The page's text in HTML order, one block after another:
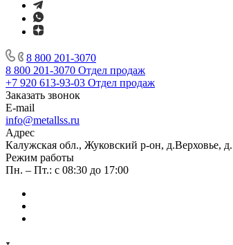
8 800 201-3070
8 800 201-3070 Отдел продаж
+7 920 613-93-03 Отдел продаж
Заказать звонок
E-mail
info@metallss.ru
Адрес
Калужская обл., Жуковский р-он, д.Верховье,
Режим работы
Пн. – Пт.: с 08:30 до 17:00